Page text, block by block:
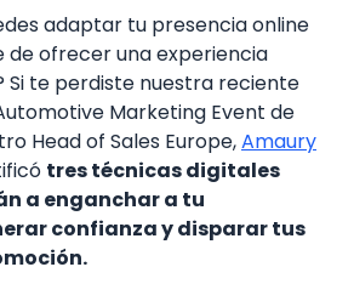
adaptar tu presencia online
de ofrecer una experiencia
Si te perdiste nuestra reciente
Marketing Event de
Head of Sales Europe,Amaury
tres técnicas digitales
a enganchar a tu
confianza y disparar tus